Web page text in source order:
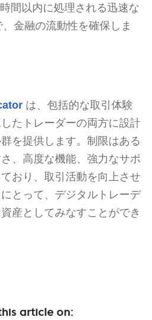
間以内に処理される迅速な
金融の流動性を確保しま
は、包括的な取引体験
たトレーダーの両方に設計
を提供します。制限はある
、高度な機能、強力なサポ
おり、取引活動を向上させ
とって、デジタルトレーデ
産としてみなすことができ
article on: